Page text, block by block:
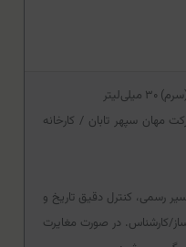
مهان سپهر تابان / کارخانه
رسمی، کنترل دقیق تاریخ و
کارشناس. در صورت مغایرت